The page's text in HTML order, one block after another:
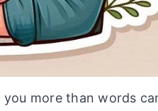
you more than words